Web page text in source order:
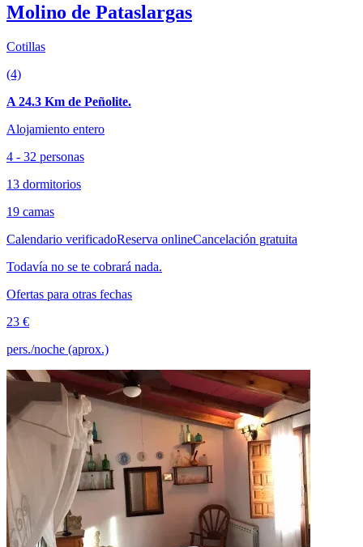
Molino de Pataslargas
Cotillas
(4)
A 24.3 Km de Peñolite.
Alojamiento entero
4 - 32 personas
13 dormitorios
19 camas
Calendario verificadoReserva onlineCancelación gratuita
Todavía no se te cobrará nada.
Ofertas para otras fechas
23 €
pers./noche (aprox.)